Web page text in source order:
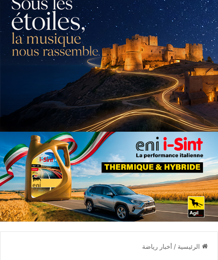
الرئيسية / أخبار رياضة